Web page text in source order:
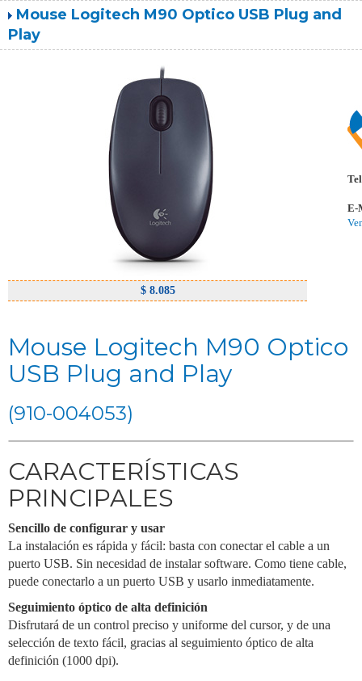
Mouse Logitech M90 Optico USB Plug and
Play
$ 8.085
Tel
E-
Mouse Logitech M90 Optico
USB Plug and Play
(910-004053)
CARACTERÍSTICAS
PRINCIPALES
Sencillo de configurar y usar
La instalación es rápida y fácil: basta con conectar el cable a un
puerto USB. Sin necesidad de instalar software. Como tiene cable,
puede conectarlo a un puerto USB y usarlo inmediatamente.
Seguimiento óptico de alta definición
Disfrutará de un control preciso y uniforme del cursor, y de una
selección de texto fácil, gracias al seguimiento óptico de alta
definición (1000 dpi).